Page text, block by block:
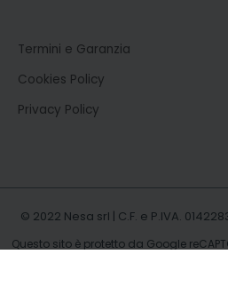
Termini e Garanzia
Cookies Policy
Privacy Policy
© 2022 Nesa srl | C.F. e P.IVA.
Questo sito è protetto da Google